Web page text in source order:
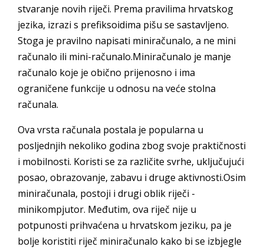
stvaranje novih riječi. Prema pravilima hrvatskog
jezika, izrazi s prefiksoidima pišu se sastavljeno.
Stoga je pravilno napisati miniračunalo, a ne mini
računalo ili mini-računalo.Miniračunalo je manje
računalo koje je obično prijenosno i ima
ograničene funkcije u odnosu na veće stolna
računala.
Ova vrsta računala postala je popularna u
posljednjih nekoliko godina zbog svoje praktičnosti
i mobilnosti. Koristi se za različite svrhe, uključujući
posao, obrazovanje, zabavu i druge aktivnosti.Osim
miniračunala, postoji i drugi oblik riječi -
minikompjutor. Međutim, ova riječ nije u
potpunosti prihvaćena u hrvatskom jeziku, pa je
bolje koristiti riječ miniračunalo kako bi se izbjegle